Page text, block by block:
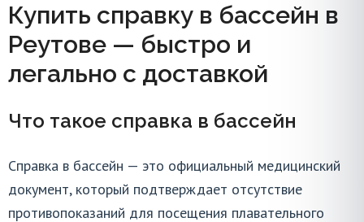
легально
Оформим справку для посещения бассейна:
подлинный бланк по ГОСТ, живые печати, подпись
врача и регистрация. Доставка по Реутове в день
заказа. Оплата после получения.
Медицинские справки Разные
Справка в бассейн
Купить справку в бассейн в
Реутове — быстро и
легально с доставкой
Что такое справка в бассейн
Справка в бассейн — это официальный медицинский
документ, который подтверждает отсутствие
противопоказаний для посещения плавательного